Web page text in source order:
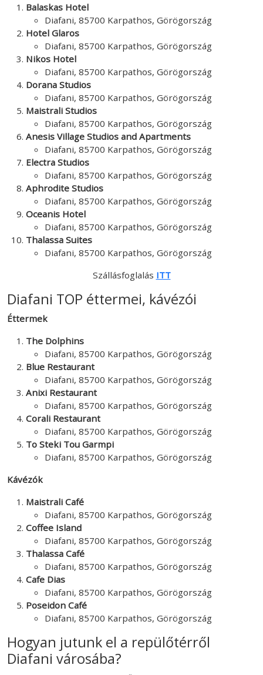
Balaskas Hotel
Diafani, 85700 Karpathos, Görögország
Hotel Glaros
Diafani, 85700 Karpathos, Görögország
Nikos Hotel
Diafani, 85700 Karpathos, Görögország
Dorana Studios
Diafani, 85700 Karpathos, Görögország
Maistrali Studios
Diafani, 85700 Karpathos, Görögország
Anesis Village Studios and Apartments
Diafani, 85700 Karpathos, Görögország
Electra Studios
Diafani, 85700 Karpathos, Görögország
Aphrodite Studios
Diafani, 85700 Karpathos, Görögország
Oceanis Hotel
Diafani, 85700 Karpathos, Görögország
Thalassa Suites
Diafani, 85700 Karpathos, Görögország
Szállásfoglalás ITT
Diafani TOP éttermei, kávézói
Éttermek
The Dolphins
Diafani, 85700 Karpathos, Görögország
Blue Restaurant
Diafani, 85700 Karpathos, Görögország
Anixi Restaurant
Diafani, 85700 Karpathos, Görögország
Corali Restaurant
Diafani, 85700 Karpathos, Görögország
To Steki Tou Garmpi
Diafani, 85700 Karpathos, Görögország
Kávézók
Maistrali Café
Diafani, 85700 Karpathos, Görögország
Coffee Island
Diafani, 85700 Karpathos, Görögország
Thalassa Café
Diafani, 85700 Karpathos, Görögország
Cafe Dias
Diafani, 85700 Karpathos, Görögország
Poseidon Café
Diafani, 85700 Karpathos, Görögország
Hogyan jutunk el a repülőtérről
Diafani városába?